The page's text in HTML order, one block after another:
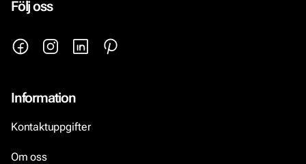
Följ oss
Information
Kontaktuppgifter
Om oss